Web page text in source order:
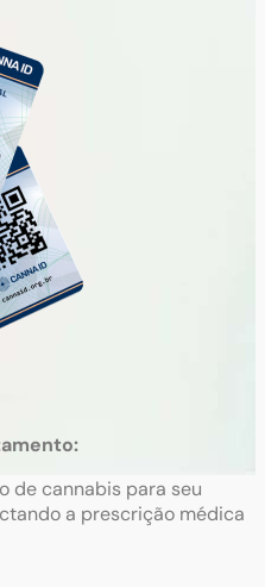
de cannabis para seu
a prescrição médica